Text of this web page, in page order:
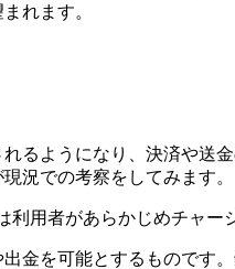
れます。
るようになり、決済や送
況での考察をしてみます。
用者があらかじめチャー
金を可能とするものです